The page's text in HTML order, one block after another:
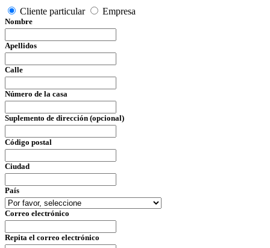
Cliente particular Empresa
Nombre
Apellidos
Calle
Número de la casa
Suplemento de dirección (opcional)
Código postal
Ciudad
País
Correo electrónico
Repita el correo electrónico